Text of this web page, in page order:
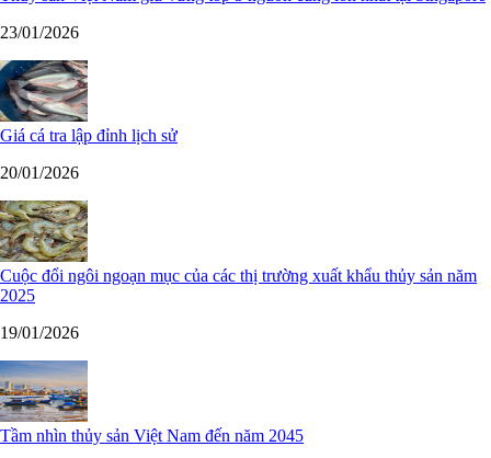
23/01/2026
Giá cá tra lập đỉnh lịch sử
20/01/2026
Cuộc đổi ngôi ngoạn mục của các thị trường xuất khẩu thủy sản năm
2025
19/01/2026
Tầm nhìn thủy sản Việt Nam đến năm 2045